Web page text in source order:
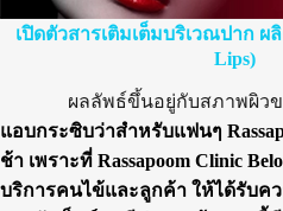
เปิดตัวสารเติมเต็มบริเวณปาก
Lips)
ผลลัพธ์ขึ้นอยู่กับสภาพผิว
แอบกระซิบว่าสำหรับแฟนๆ
ช้า เพราะที่ Rassapoom Clinic
บริการคนไข้และลูกค้า ให้ได้รับค